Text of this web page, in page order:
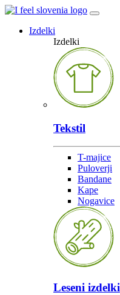
Izdelki
Izdelki
Tekstil
T-majice
Puloverji
Bandane
Kape
Nogavice
Leseni izdelki